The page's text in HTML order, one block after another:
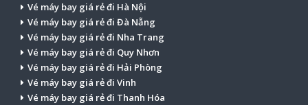
Vé máy bay giá rẻ đi Hà Nội
Vé máy bay giá rẻ đi Đà Nẵng
Vé máy bay giá rẻ đi Nha Trang
Vé máy bay giá rẻ đi Quy Nhơn
Vé máy bay giá rẻ đi Hải Phòng
Vé máy bay giá rẻ đi Vinh
Vé máy bay giá rẻ đi Thanh Hóa